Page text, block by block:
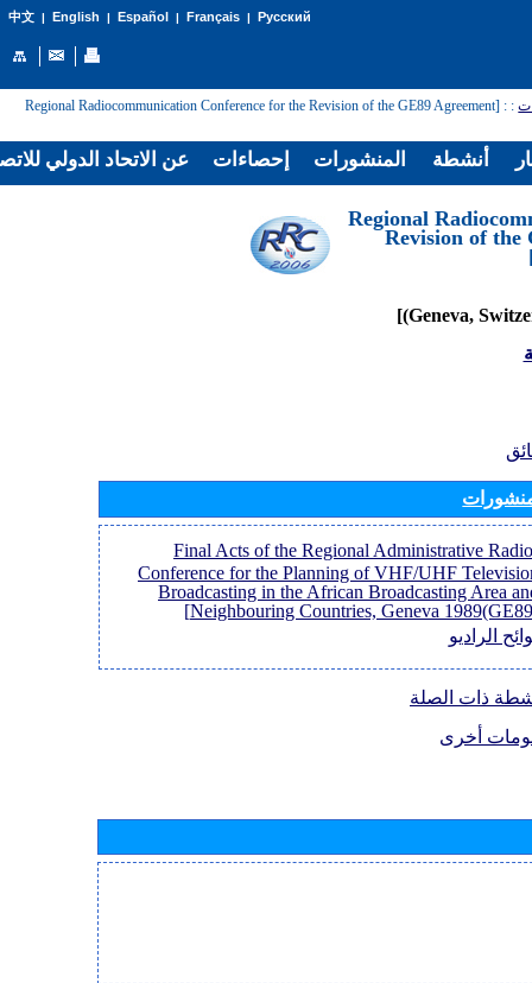
中文| English | Español | Français| Русский
:
: [Regional Radiocommunication Conference for the Revision of the GE89 Agreement
[Regional
Revision of the
[Final Acts of the Regional Administrative Radio
Conference for the Planning of VHF/UHF
Broadcasting in the African Broadcasting Area
Neighbouring Countries, Geneva
الراديو
ذات الصلة
أخرى
عن الاتحاد الدولي إحصاءات المنشورات أنشطة